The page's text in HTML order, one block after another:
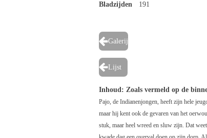
Bladzijden
191
Galerij
Lijst
Inhoud : Zoals vermeld op de
Pajo, de Indianenjongen, heeft zijn hele
maar hij kent ook de gevaren van het
stuk, maar heel wreed en sluw zijn. Dat